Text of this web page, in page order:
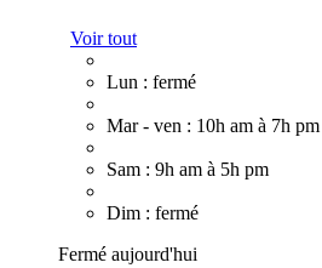
Voir tout
Lun : fermé
Mar - ven : 10h am à 7h pm
Sam : 9h am à 5h pm
Dim : fermé
Fermé aujourd'hui